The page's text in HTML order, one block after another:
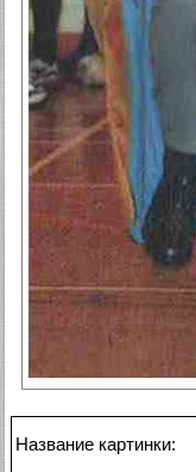
Название картинки: